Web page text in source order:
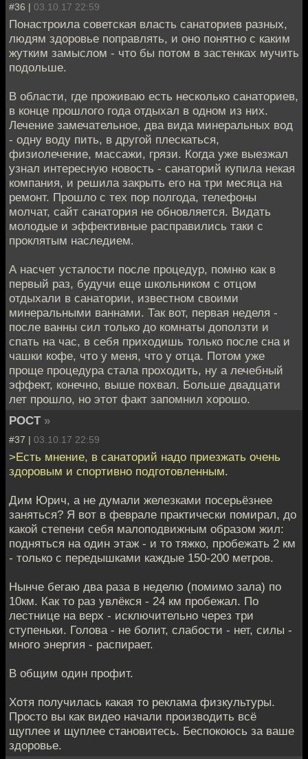
#36 | 03.10.17 22:59
Понастроила советская власть санаториев разных,
людям здоровье поправлять, и оно понятно с каким
жутким замыслом - что бы потом в застенках мучить
подольше.
В области, где проживаю есть несколько санаториев,
в конце прошлого года отдыхал в одном из них.
Лечение замечательное, два вида минеральных вод
- одну воду пить, в другой плескаться,
физиолечение, массажи, грязи. Когда уже выезжал
узнал интересную новость - санаторий купила некая
компания, и решила закрыть его на три месяца на
ремонт. Прошло с тех пор полгода, телефоны
молчат, сайт санатория не обновляется. Видать
молодые и эффективные расправились таки с
проклятым наследием.
А насчет усталости после процедур, помню как в
первый раз, будучи еще школьником с отцом
отдыхали в санатории, известном своими
минеральными ваннами. Так вот, первая неделя -
после ванны сил только до комнаты доползти и
спать на час, в себя приходишь только после сна и
чашки кофе, что у меня, что у отца. Потом уже
проще процедура стала проходить, ну а лечебный
эффект, конечно, выше похвал. Больше двадцати
лет прошло, но этот факт запомнил хорошо.
POCT »
#37 | 03.10.17 22:59
>Есть мнение, в санаторий надо приезжать очень
здоровым и спортивно подготовленным.
Дим Юрич, а не думали железками посерьёзнее
заняться? Я вот в феврале практически помирал, до
какой степени себя малоподвижным образом жил:
подняться на один этаж - и то тяжко, пробежать 2 км
- только с передышками каждые 150-200 метров.
Нынче бегаю два раза в неделю (помимо зала) по
10км. Как то раз увлёкся - 24 км пробежал. По
лестнице на верх - исключительно через три
ступеньки. Голова - не болит, слабости - нет, силы -
много энергия - распирает.
В общим один профит.
Хотя получилась какая то реклама физкультуры.
Просто вы как видео начали производить всё
щуплее и щуплее становитесь. Беспокоюсь за ваше
здоровье.